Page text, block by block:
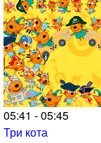
05:41 - 05:45
Три кота